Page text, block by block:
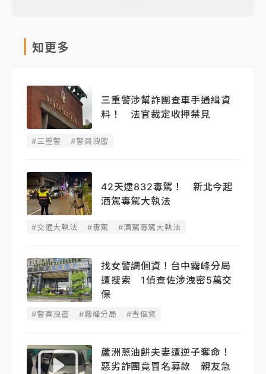
知更多
三重警涉幫詐團查車手通緝資
料！ 法官裁定收押禁見
#三重警 #警員洩密
42天逮832毒駕！ 新北今起
酒駕毒駕大執法
#交通大執法 #毒駕 #酒駕毒駕大執法
找女警調個資！台中霧峰分局
遭搜索 1偵查佐涉洩密5萬交
保
#警察洩密 #霧峰分局 #查個資
蘆洲蔥油餅夫妻遭逆子奪命！
惡劣詐團竟冒名募款 親友急